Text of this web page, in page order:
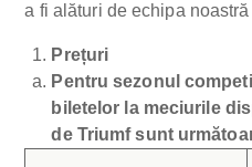
a fi alături de echipa
Prețuri
Pentru sezonul
biletelor la meciurile
de Triumf sunt